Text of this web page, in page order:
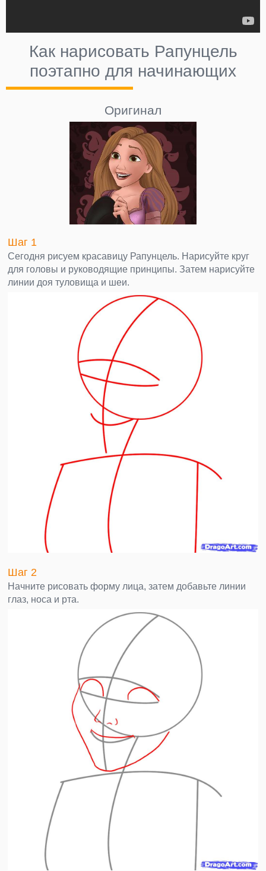
Как нарисовать Рапунцель
поэтапно для начинающих
Оригинал
Шаг 1
Сегодня рисуем красавицу Рапунцель. Нарисуйте круг
для головы и руководящие принципы. Затем нарисуйте
линии доя туловища и шеи.
Шаг 2
Начните рисовать форму лица, затем добавьте линии
глаз, носа и рта.